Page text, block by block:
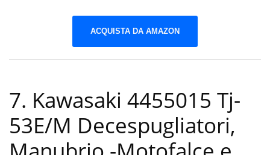
ACQUISTA DA AMAZON
7. Kawasaki 4455015 Tj-
53E/M Decespugliatori,